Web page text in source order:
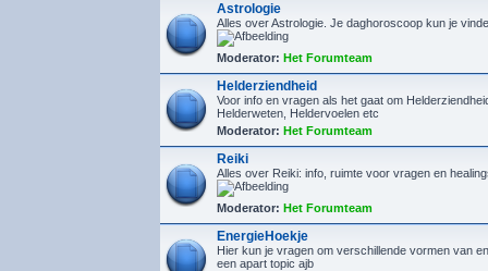
Astrologie
Alles over Astrologie. Je daghoroscoop kun je
Moderator: Het Forumteam
Helderziendheid
Voor info en vragen als het gaat om
Helderweten, Heldervoelen etc
Moderator: Het Forumteam
Reiki
Alles over Reiki: info, ruimte voor vragen en
Moderator: Het Forumteam
EnergieHoekje
Hier kun je vragen om verschillende vormen van
een apart topic ajb